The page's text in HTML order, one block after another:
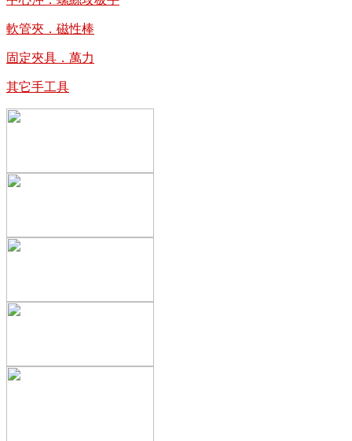
軟管夾．磁性棒
固定夾具．萬力
其它手工具